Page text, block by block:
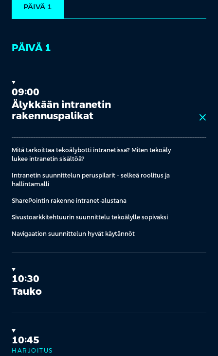
PÄIVÄ 1
PÄIVÄ 1
09:00
Älykkään intranetin
rakennuspalikat
close
Mitä tarkoittaa tekoälybotti intranetissa? Miten tekoäly
lukee intranetin sisältöä?
Intranetin suunnittelun peruspilarit – selkeä roolitus ja
hallintamalli
SharePointin rakenne intranet-alustana
Sivustoarkkitehtuurin suunnittelu tekoälylle sopivaksi
Navigaation suunnittelun hyvät käytännöt
10:30
Tauko
10:45
HARJOITUS